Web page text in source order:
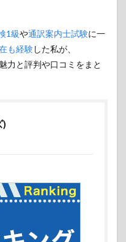
1級や通訳案内士試験に一
も経験した私が、
力と評判や口コミをまと
)